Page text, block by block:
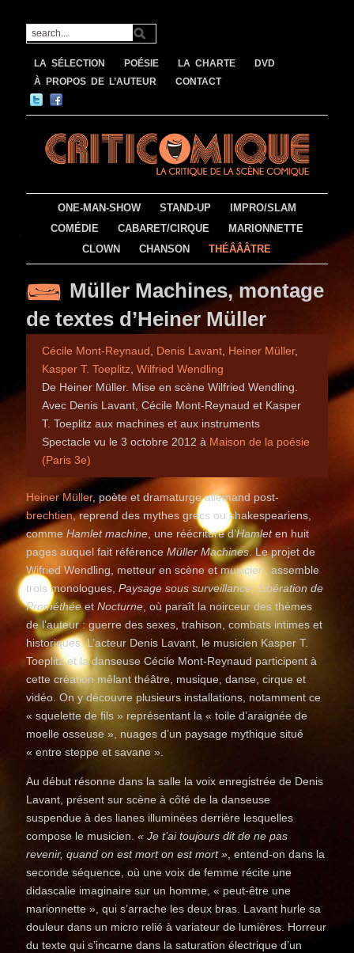
LA SÉLECTION POÉSIE LA CHARTE
DVD
À PROPOS DE L’AUTEUR
CONTACT
ONE-MAN-SHOW STAND-UP
IMPRO/SLAM
COMÉDIE
CABARET/CIRQUE
MARIONNETTE
CLOWN
CHANSON THÉÂÂÂTRE
Müller Machines, montage
de textes d’Heiner Müller
Cécile Mont-Reynaud, Denis Lavant, Heiner Müller,
Kasper T. Toeplitz,Wilfried Wendling
De Heiner Müller. Mise en scène Wilfried Wendling.
Avec Denis Lavant, Cécile Mont-Reynaud et Kasper
T. Toeplitz aux machines et aux instruments
Spectacle vu le 3 octobre 2012 à Maison de la poésie
(Paris 3e)
Heiner Müller, poète et dramaturge allemand post-
brechtien, reprend des mythes grecs ou shakespeariens,
commeHamlet machine, une réécriture d’Hamleten huit
pages auquel fait référenceMüller Machines. Le projet de
Wifried Wendling, metteur en scène et musicien, assemble
trois monologues,Paysage sous surveillance, Libération de
ProméthéeetNocturne, où paraît la noirceur des thèmes
de l’auteur : guerre des sexes, trahison, combats intimes et
historiques. L’acteur Denis Lavant, le musicien Kasper T.
Toeplitz et la danseuse Cécile Mont-Reynaud participent à
cette création mêlant théâtre, musique, danse, cirque et
vidéo. On y découvre plusieurs installations, notamment ce
« squelette de fils » représentant la « toile d’araignée de
moelle osseuse », nuages d’un paysage mythique situé
« entre steppe et savane ».
Au début résonne dans la salle la voix enregistrée de Denis
Lavant, présent sur scène à côté de la danseuse
suspendue à des lianes illuminées derrière lesquelles
compose le musicien.« Je t’ai toujours dit de ne pas
revenir, quand on est mort on est mort », entend-on dans la
seconde séquence, où une voix de femme récite une
didascalie imaginaire sur un homme, « peut-être une
marionnette », qui s’arrache les deux bras. Lavant hurle sa
douleur dans un micro relié à variateur de lumières. Horreur
du texte qui s’incarne dans la saturation électrique d’un